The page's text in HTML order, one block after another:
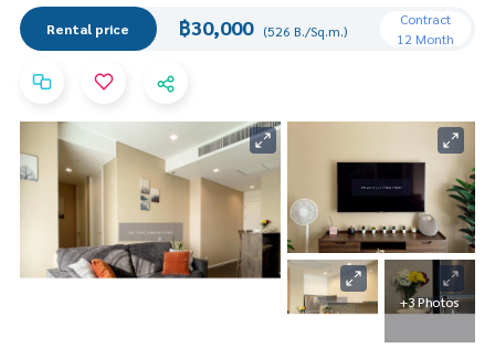
Rental price ฿30,000 (526 B./Sq.m.)
Contract
12 Month
+3 Photos